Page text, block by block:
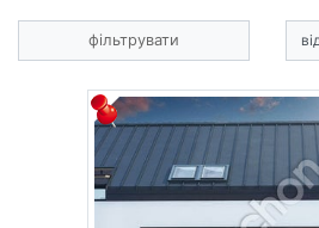
фільтрувати